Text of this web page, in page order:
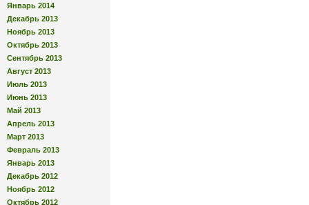
Январь 2014
Декабрь 2013
Ноябрь 2013
Октябрь 2013
Сентябрь 2013
Август 2013
Июль 2013
Июнь 2013
Май 2013
Апрель 2013
Март 2013
Февраль 2013
Январь 2013
Декабрь 2012
Ноябрь 2012
Октябрь 2012